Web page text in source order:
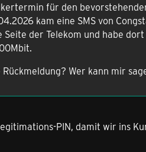
für den
kam eine SMS von
Seite der Telekom und habe
Wer kann mir
PIN, damit wir ins